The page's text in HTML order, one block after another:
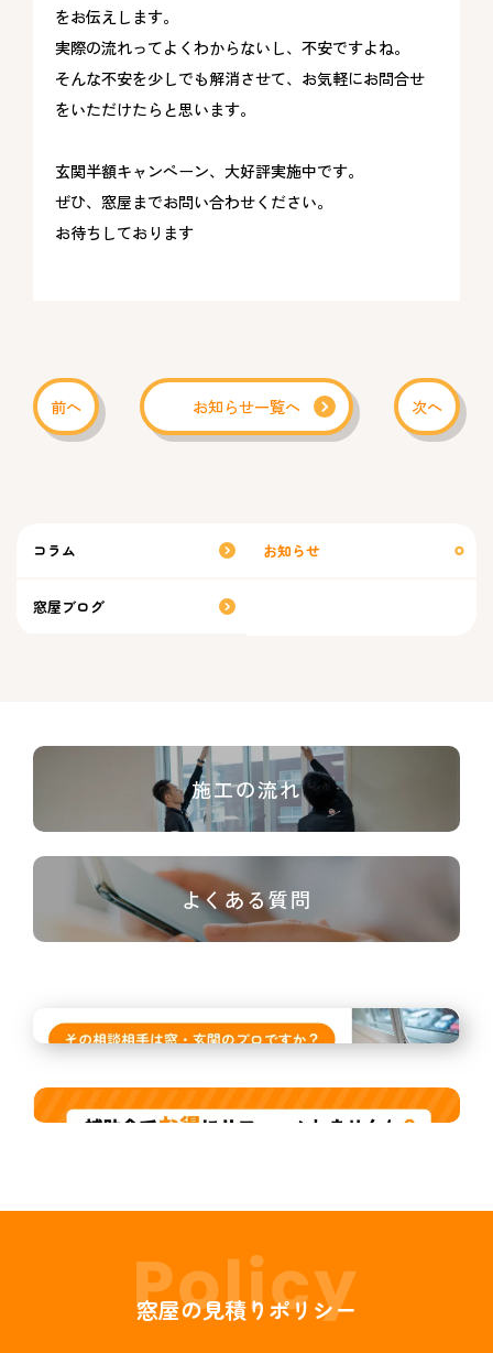
をお伝えします。
実際の流れってよくわからないし、不安ですよね。
そんな不安を少しでも解消させて、お気軽にお問合せ
をいただけたらと思います。
玄関半額キャンペーン、大好評実施中です。
ぜひ、窓屋までお問い合わせください。
お待ちしております
前へ 次へ
お知らせ一覧へ
コラム お知らせ
窓屋ブログ
施工の流れ
よくある質問
窓屋の見積りポリシー